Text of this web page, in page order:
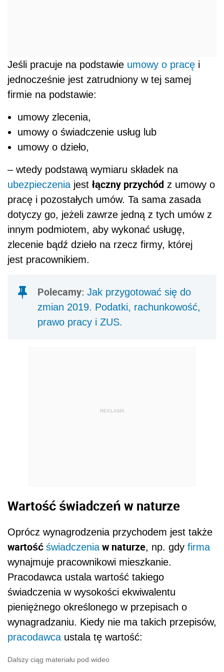
Jeśli pracuje na podstawie umowy o pracę i
jednocześnie jest zatrudniony w tej samej
firmie na podstawie:
umowy zlecenia,
umowy o świadczenie usług lub
umowy o dzieło,
– wtedy podstawą wymiaru składek na
ubezpieczenia jest łączny przychód z umowy o
pracę i pozostałych umów. Ta sama zasada
dotyczy go, jeżeli zawrze jedną z tych umów z
innym podmiotem, aby wykonać usługę,
zlecenie bądź dzieło na rzecz firmy, której
jest pracownikiem.
Polecamy: Jak przygotować się do
zmian 2019. Podatki, rachunkowość,
prawo pracy i ZUS.
REKLAMA
Wartość świadczeń w naturze
Oprócz wynagrodzenia przychodem jest także
wartość świadczeniaw naturze, np. gdy firma
wynajmuje pracownikowi mieszkanie.
Pracodawca ustala wartość takiego
świadczenia w wysokości ekwiwalentu
pieniężnego określonego w przepisach o
wynagradzaniu. Kiedy nie ma takich przepisów,
pracodawca ustala tę wartość:
Dalszy ciąg materiału pod wideo